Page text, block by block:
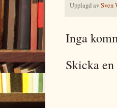
Upplagd avSven
Inga
Skicka